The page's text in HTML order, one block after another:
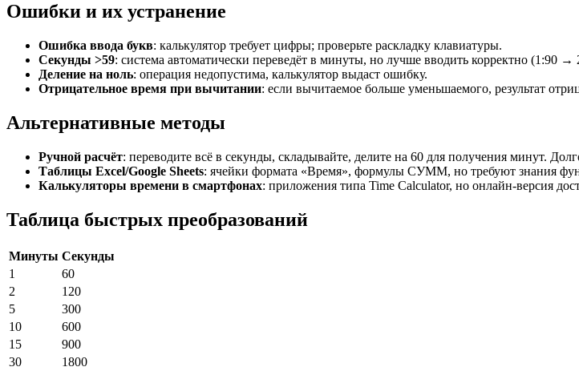
Ошибки и их устранение
Ошибка ввода букв: калькулятор требует цифры; проверьте раскладку клавиатуры.
Секунды >59: система автоматически переведёт в минуты, но лучше вводить корректно (1:90 →
Деление на ноль: операция недопустима, калькулятор выдаст ошибку.
Отрицательное время при вычитании: если вычитаемое больше уменьшаемого, результат
Альтернативные методы
Ручной расчёт: переводите всё в секунды, складывайте, делите на 60 для получения минут.
Таблицы Excel/Google Sheets: ячейки формата «Время», формулы СУММ, но требуют знания
Калькуляторы времени в смартфонах: приложения типа Time Calculator, но онлайн-версия
Таблица быстрых преобразований
Минуты Секунды
1
60
2
120
5
300
10
600
15
900
30
1800